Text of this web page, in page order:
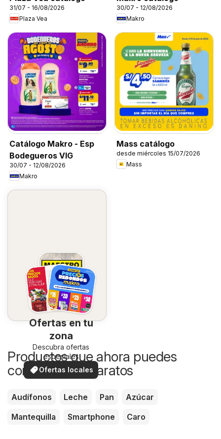
31/07 - 16/08/2026
Plaza Vea
30/07 - 12/08/2026
Makro
Catálogo Makro - Esp
Bodegueros VIG
30/07 - 12/08/2026
Makro
Mass catálogo
desde miércoles 15/07/2026
Mass
Ofertas en tu
zona
Descubra ofertas
especiales
Ofertas locales
Productos que ahora puedes
comprar más baratos
Audífonos Leche Pan
Azúcar
Mantequilla
Smartphone Caro